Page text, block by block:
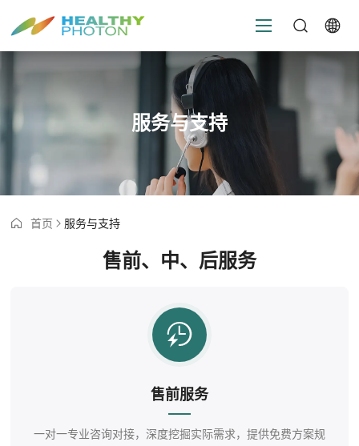
服务与支持
首页 服务与支持
售前、中、后服务
售前服务
一对一专业咨询对接，深度挖掘实际需求，提供免费方案规